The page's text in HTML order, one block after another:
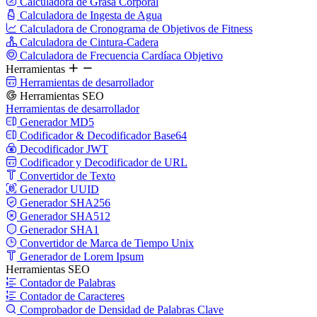
Calculadora de Ingesta de Agua
Calculadora de Cronograma de Objetivos de Fitness
Calculadora de Cintura-Cadera
Calculadora de Frecuencia Cardíaca Objetivo
Herramientas
Herramientas de desarrollador
Herramientas SEO
Herramientas de desarrollador
Generador MD5
Codificador & Decodificador Base64
Decodificador JWT
Codificador y Decodificador de URL
Convertidor de Texto
Generador UUID
Generador SHA256
Generador SHA512
Generador SHA1
Convertidor de Marca de Tiempo Unix
Generador de Lorem Ipsum
Herramientas SEO
Contador de Palabras
Contador de Caracteres
Comprobador de Densidad de Palabras Clave